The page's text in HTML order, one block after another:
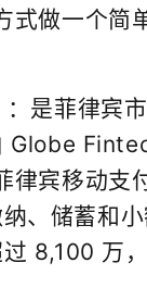
式做一个简
是菲律宾
Globe
律宾移动支
、储蓄和
8,100 万